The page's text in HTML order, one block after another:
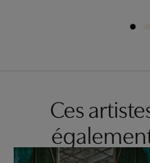
Ces